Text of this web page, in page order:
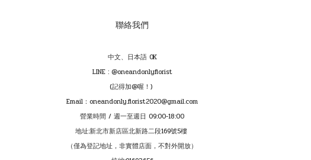
聯絡我們
中文、日本語 OK
LINE : @oneandonlyflorist
(記得加@喔！)
Email：oneandonly.florist2020@gmail.com
營業時間 / 週一至週日 09:00-18:00
地址:新北市新店區北新路二段169號5樓
（僅為登記地址，非實體店面，不對外開放）